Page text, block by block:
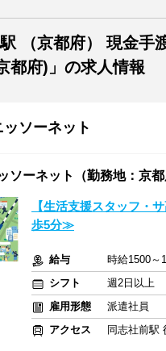
駅 （京都府） 現金
都府)」の求人情報
ソーネット
ソーネット（勤務地：京
【生活支援スタッフ・
歩5分≫
給与
時給1500～
シフト
週2日以上
雇用形態
派遣社員
アクセス
同志社前駅